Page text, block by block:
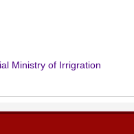
Ministry of Irrigration